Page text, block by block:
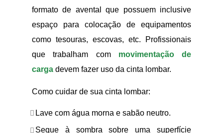
formato de avental que possuem inclusive
espaço para colocação de equipamentos
como tesouras, escovas, etc. Profissionais
que trabalham com movimentação de
carga devem fazer uso da cinta lombar.
Como cuidar de sua cinta lombar:
Lave com água morna e sabão neutro.
Seque à sombra sobre uma superfície